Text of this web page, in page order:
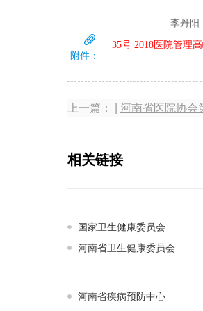
李丹阳
附件：
35号 2018医院管理
上一篇： | 河南省医院协会第三次会员大
相关链接
国家卫生健康委员会
河南省卫生健康委员会
河南省疾病预防中心